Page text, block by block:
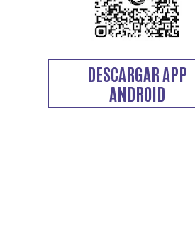
DESCARGAR APP
ANDROID